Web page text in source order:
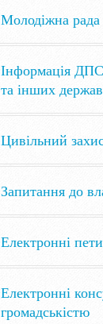
Молодіжна рада
Інформація
та інших
Цивільний
Запитання до
Електронні
Електронні
громадськістю